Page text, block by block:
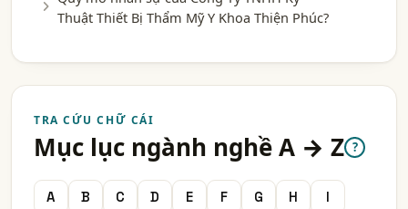
Thuật Thiết Bị Thẩm Mỹ Y Khoa Thiện Phúc?
TRA CỨU CHỮ CÁI
Mục lục ngành nghề A → Z ?
A B C D E F G H
I